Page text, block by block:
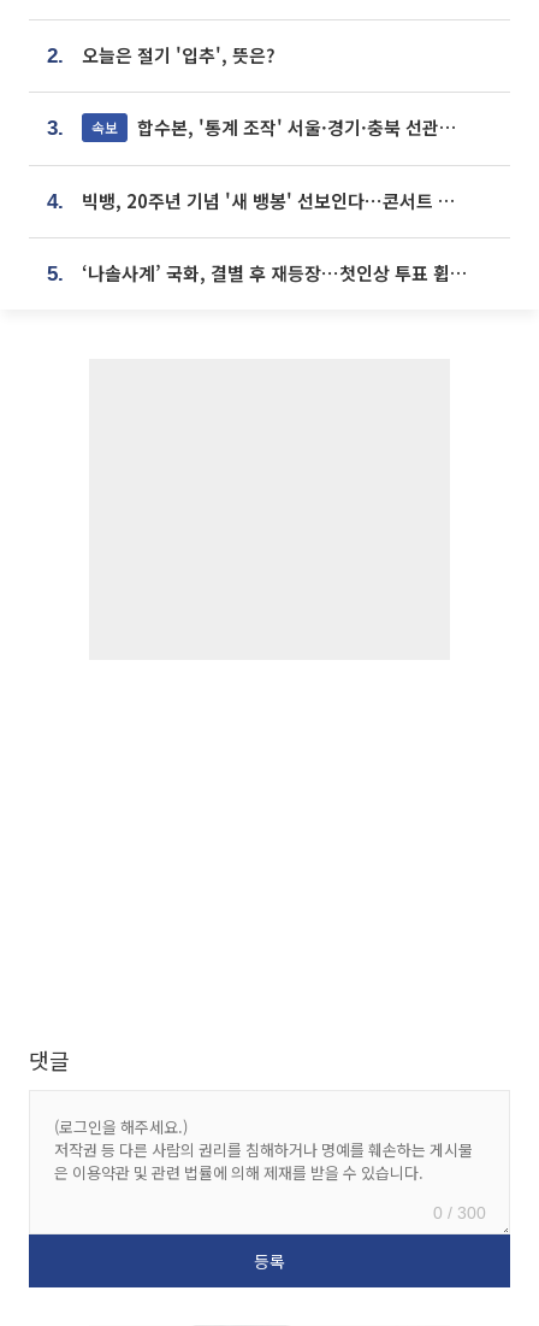
2. 오늘은 절기 '입추', 뜻은?
3. 속보 합수본, '통계 조작' 서울·경기·충북 선관위 등 추가 압수수색
4. 빅뱅, 20주년 기념 '새 뱅봉' 선보인다⋯콘서트 앞두고 팝업 개최
5. ‘나솔사계’ 국화, 결별 후 재등장⋯첫인상 투표 휩쓸고 ‘인기녀’ 등극
댓글
0 / 300